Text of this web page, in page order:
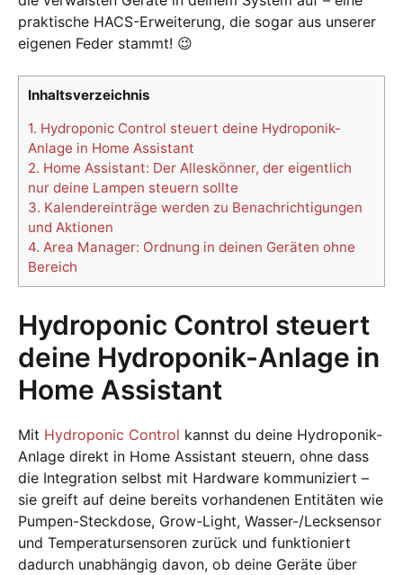
praktische HACS-Erweiterung, die sogar aus unserer
eigenen Feder stammt! 😉
Inhaltsverzeichnis
1. Hydroponic Control steuert deine Hydroponik-
Anlage in Home Assistant
2. Home Assistant: Der Alleskönner, der eigentlich
nur deine Lampen steuern sollte
3. Kalendereinträge werden zu Benachrichtigungen
und Aktionen
4. Area Manager: Ordnung in deinen Geräten ohne
Bereich
Hydroponic Control steuert
deine Hydroponik-Anlage in
Home Assistant
Mit Hydroponic Control kannst du deine Hydroponik-
Anlage direkt in Home Assistant steuern, ohne dass
die Integration selbst mit Hardware kommuniziert –
sie greift auf deine bereits vorhandenen Entitäten wie
Pumpen-Steckdose, Grow-Light, Wasser-/Lecksensor
und Temperatursensoren zurück und funktioniert
dadurch unabhängig davon, ob deine Geräte über